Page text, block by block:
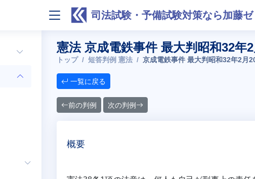
司法試験・予備試験対策なら加藤
憲法 京成電鉄事件 最大判昭和32年2
トップ 短答判例 憲法 京成電鉄事件 最大判昭和32年2月
一覧に戻る
前の判例 次の判例
概要